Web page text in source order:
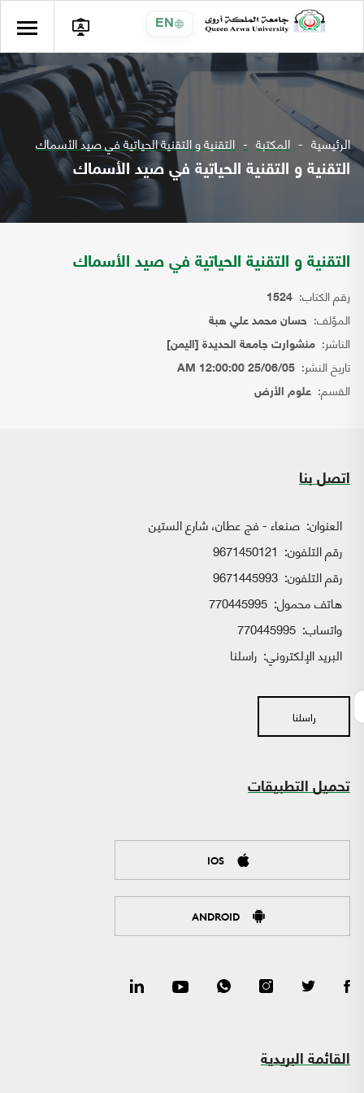
EN
الرئيسية المكتبة التقنية و التقنية الحياتية في صيد الأسماك
التقنية و التقنية الحياتية في صيد الأسماك
التقنية و التقنية الحياتية في صيد الأسماك
رقم الكتاب: 1524
المؤلف: حسان محمد علي هبة
الناشر: منشوارت جامعة الحديدة [اليمن]
تاريخ النشر: 25/06/05 12:00:00 AM
القسم: علوم الأرض
اتصل بنا
العنوان: صنعاء - فج عطان، شارع الستين
رقم التلفون: 9671450121
رقم التلفون: 9671445993
هاتف محمول: 770445995
واتساب:
البريد الإلكتروني: راسلنا
راسلنا
تحميل التطبيقات
IOS
ANDROID
القائمة البريدية